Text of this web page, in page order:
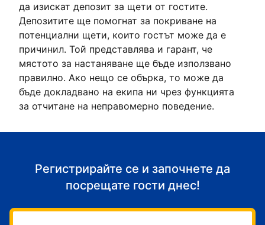
да изискат депозит за щети от гостите.
Депозитите ще помогнат за покриване на
потенциални щети, които гостът може да е
причинил. Той представлява и гарант, че
мястото за настаняване ще бъде използвано
правилно. Ако нещо се обърка, то може да
бъде докладвано на екипа ни чрез функцията
за отчитане на неправомерно поведение.
Регистрирайте се и започнете да
посрещате гости днес!